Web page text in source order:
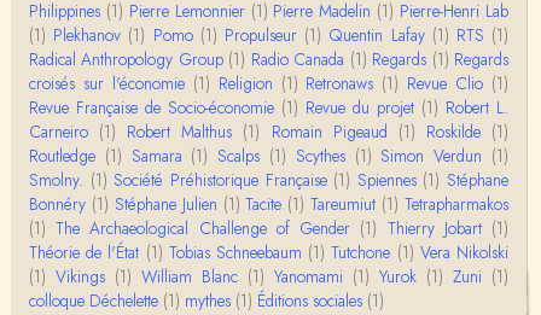
Anonymous
Merci pour votre conférence au collège de France
sur les femmes préhistoriques et la chasse, très c
l…
Anonymous
Bonjour,Merci pour l'article.Vous dîtes : "Pourquoi,
en tant qu’êtres humains, devrions-nou…
Christophe Darmangeat
Envoyez moi un mail : cdarmangeat@gmail.com
Philippines (1) Pierre Lemonnier (1) Pierre Madelin (1) Pierre-Henri Lab
(1) Plekhanov (1) Pomo (1) Propulseur (1) Quentin Lafay (1) RTS (1)
Radical Anthropology Group (1) Radio Canada (1) Regards (1) Regards
croisés sur l'économie (1) Religion (1) Retronaws (1) Revue Clio (1)
Revue Française de Socio-économie (1) Revue du projet (1) Robert L.
Carneiro (1) Robert Malthus (1) Romain Pigeaud (1) Roskilde (1)
Routledge (1) Samara (1) Scalps (1) Scythes (1) Simon Verdun (1)
Smolny. (1) Société Préhistorique Française (1) Spiennes (1) Stéphane
Bonnéry (1) Stéphane Julien (1) Tacite (1) Tareumiut (1) Tetrapharmakos
(1) The Archaeological Challenge of Gender (1) Thierry Jobart (1)
Théorie de l'État (1) Tobias Schneebaum (1) Tutchone (1) Vera Nikolski
(1) Vikings (1) William Blanc (1) Yanomami (1) Yurok (1) Zuni (1)
colloque Déchelette (1) mythes (1) Éditions sociales (1)